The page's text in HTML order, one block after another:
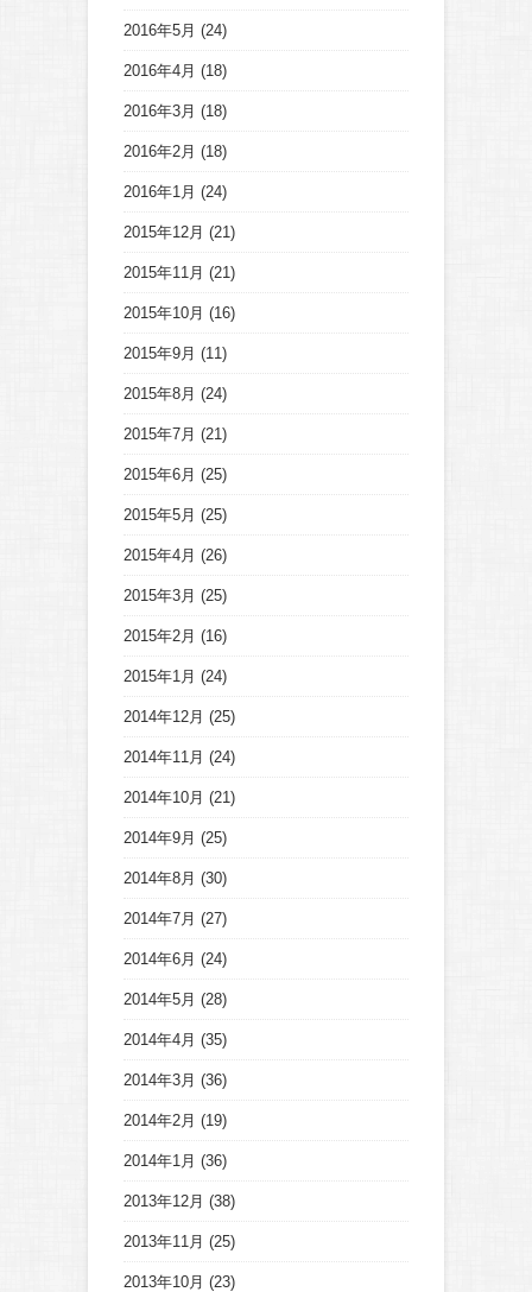
2016年5月 (24)
2016年4月 (18)
2016年3月 (18)
2016年2月 (18)
2016年1月 (24)
2015年12月 (21)
2015年11月 (21)
2015年10月 (16)
2015年9月 (11)
2015年8月 (24)
2015年7月 (21)
2015年6月 (25)
2015年5月 (25)
2015年4月 (26)
2015年3月 (25)
2015年2月 (16)
2015年1月 (24)
2014年12月 (25)
2014年11月 (24)
2014年10月 (21)
2014年9月 (25)
2014年8月 (30)
2014年7月 (27)
2014年6月 (24)
2014年5月 (28)
2014年4月 (35)
2014年3月 (36)
2014年2月 (19)
2014年1月 (36)
2013年12月 (38)
2013年11月 (25)
2013年10月 (23)